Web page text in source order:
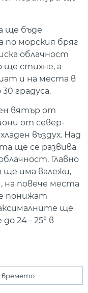
ще бъде
по морския бряг
облачност
ще стихне, а
и на места в
градуса.
вятър от
от север-
въздух. Над
ще се развива
Главно
ще има валежи,
повече места
понижат
ще
24 - 25° в
времето